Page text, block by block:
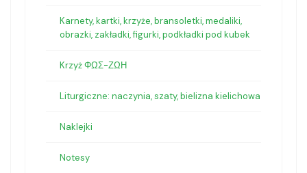
Karnety, kartki, krzyże, bransoletki, medaliki,
obrazki, zakładki, figurki, podkładki pod kubek
Krzyż ΦΩΣ-ΖΩΗ
Liturgiczne: naczynia, szaty, bielizna kielichowa
Naklejki
Notesy